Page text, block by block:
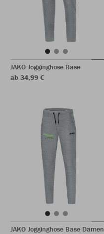
JAKO Jogginghose Base
ab 34,99 €
JAKO Jogginghose Base Damen